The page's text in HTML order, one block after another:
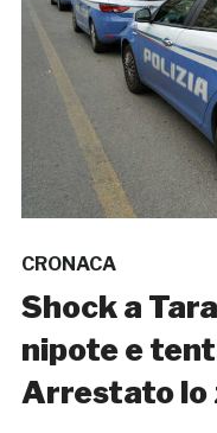
CRONACA
Shock a
nipote e
Arrestato lo